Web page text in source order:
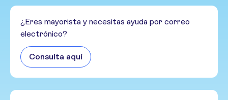
¿Eres mayorista y necesitas ayuda por correo
electrónico?
Consulta aquí